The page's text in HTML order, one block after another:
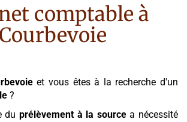
comptable à
Courbevoie
et vous êtes à la recherche d'un
?
du prélèvement à la sourcea nécessité